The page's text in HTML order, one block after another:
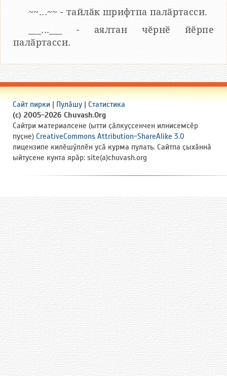
~~...~~ - тайлӑк шрифтпа палӑртасси.
___...___ - аялтан чӗрнӗ йӗрпе
палӑртасси.
Сайт пирки | Пулӑшу | Статистика
(c) 2005-2026 Chuvash.Org
Сайтри материалсене (ытти ҫӑлкуҫсенчен илнисемсӗр
пуҫне) CreativeCommons Attribution-ShareAlike 3.0
лицензипе килӗшӳллӗн усӑ курма пулать. Сайтпа ҫыхӑннӑ
ыйтусене кунта ярӑр: site(a)chuvash.org